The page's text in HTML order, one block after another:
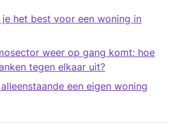
je het best voor een woning in
weer op gang komt: hoe
tegen elkaar uit?
een eigen woning